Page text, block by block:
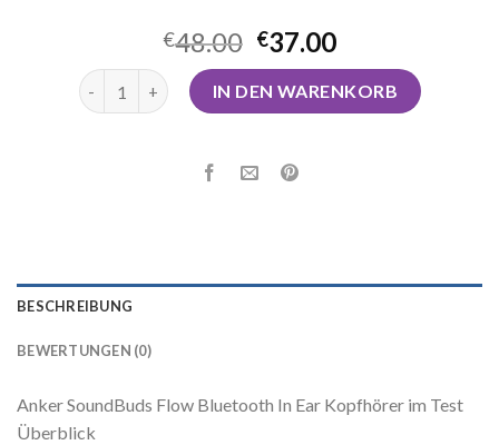
€48.00 €37.00
anker kopfhörer MengeIN DEN WARENKORB
BESCHREIBUNG
BEWERTUNGEN (0)
Anker SoundBuds Flow Bluetooth In Ear Kopfhörer im Test
Überblick